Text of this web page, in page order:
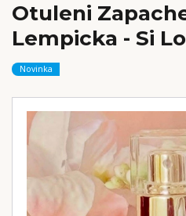
Otuleni
Lempicka - Si
Novinka